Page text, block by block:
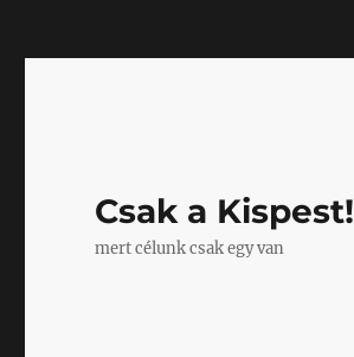
Csak a Kispest!
mert célunk csak egy van